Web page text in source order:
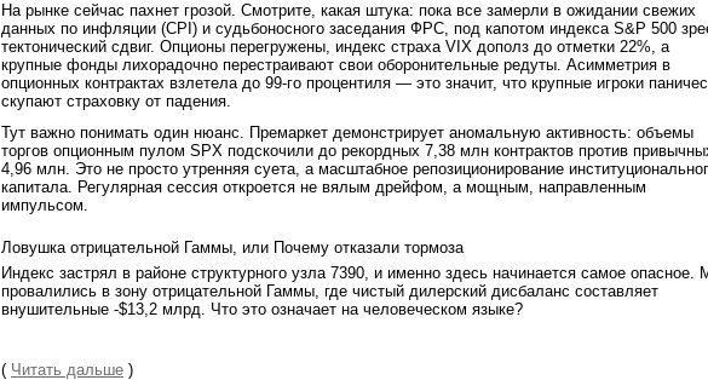
На рынке сейчас пахнет грозой. Смотрите, какая штука: пока все замерли в ожидании свежих
данных по инфляции (CPI) и судьбоносного заседания ФРС, под капотом индекса S&P 500
тектонический сдвиг. Опционы перегружены, индекс страха VIX дополз до отметки 22%, а
крупные фонды лихорадочно перестраивают свои оборонительные редуты. Асимметрия в
опционных контрактах взлетела до 99-го процентиля — это значит, что крупные игроки
скупают страховку от падения.
Тут важно понимать один нюанс. Премаркет демонстрирует аномальную активность: объемы
торгов опционным пулом SPX подскочили до рекордных 7,38 млн контрактов против
4,96 млн. Это не просто утренняя суета, а масштабное репозиционирование
капитала. Регулярная сессия откроется не вялым дрейфом, а мощным, направленным
импульсом.
Ловушка отрицательной Гаммы, или Почему отказали тормоза
Индекс застрял в районе структурного узла 7390, и именно здесь начинается самое опасное.
провалились в зону отрицательной Гаммы, где чистый дилерский дисбаланс составляет
внушительные -$13,2 млрд. Что это означает на человеческом языке?
( Читать дальше )